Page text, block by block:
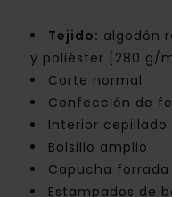
Tejido: algodón
y poliéster [280 g/
Corte normal
Confección de
Interior cepillado
Bolsillo amplio
Capucha
Estampados de